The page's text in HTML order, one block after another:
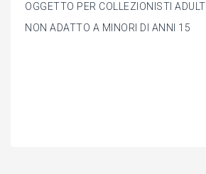
OGGETTO PER COLLEZIONISTI ADULTI
NON ADATTO A MINORI DI ANNI 15